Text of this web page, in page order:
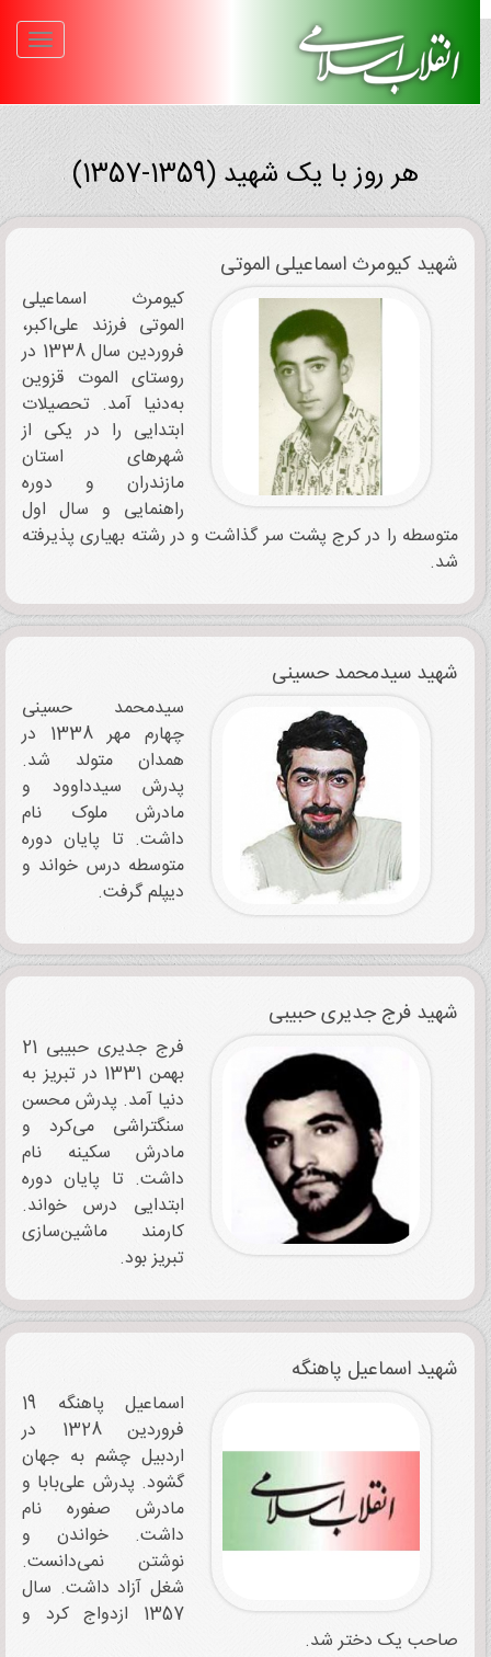
هر روز با یک شهید (1359-1357)
شهید کیومرث اسماعیلی‌ الموتی
کیومرث اسماعیلی‌
الموتی فرزند علی‌اکبر،
فروردین سال 1338 در
روستای الموت قزوین
به‌دنیا آمد. تحصیلات
ابتدایی را در یکی از
شهرهای استان
مازندران و دوره
راهنمایی و سال اول
متوسطه را در کرج پشت‌ سر گذاشت و در رشته بهیاری پذیرفته
شد.
شهید سیدمحمد حسینی
سیدمحمد حسینی
چهارم مهر 1338 در
همدان متولد شد.
پدرش سیدداوود و
مادرش ملوک نام
داشت. تا پایان دوره
متوسطه درس خواند و
دیپلم گرفت.
شهید فرج جدیری حبیبی
فرج جدیری حبیبی 21
بهمن 1331 در تبریز به
دنیا آمد. پدرش محسن
سنگتراشی می‌کرد و
مادرش سکینه نام
داشت. تا پایان دوره
ابتدایی درس خواند.
کارمند ماشین‌سازی
تبریز بود.
شهید اسماعیل پاهنگه
اسماعیل پاهنگه 19
فروردین 1328 در
اردبیل چشم به جهان
گشود. پدرش علی‌بابا و
مادرش صفوره نام
داشت. خواندن و
نوشتن نمی‌دانست.
شغل آزاد داشت. سال
1357 ازدواج کرد و
صاحب یک دختر شد.